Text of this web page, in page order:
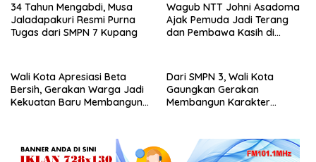
34 Tahun Mengabdi, Musa
Jaladapakuri Resmi Purna
Tugas dari SMPN 7 Kupang
Wagub NTT Johni Asadoma
Ajak Pemuda Jadi Terang
dan Pembawa Kasih di
Wali Kota Apresiasi Beta
Bersih, Gerakan Warga Jadi
Kekuatan Baru Membangun
Dari SMPN 3, Wali Kota
Gaungkan Gerakan
Membangun Karakter